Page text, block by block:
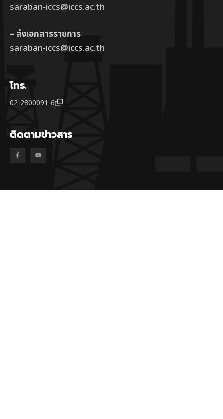
saraban-iccs@iccs.ac.th
– ส่งเอกสารราชการ
saraban-iccs@iccs.ac.th
โทร.
02-2800091-6
ติดตามข่าวสาร